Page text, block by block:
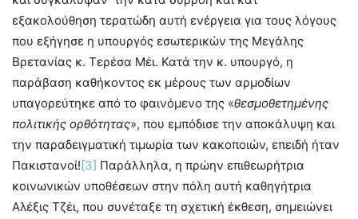
εξακολούθηση τερατώδη αυτή ενέργεια για τους λόγους
που εξήγησε η υπουργός εσωτερικών της Μεγάλης
Βρετανίας κ. Τερέσα Μέι. Κατά την κ. υπουργό, η
παράβαση καθήκοντος εκ μέρους των αρμοδίων
υπαγορεύτηκε από το φαινόμενο της «θεσμοθετημένης
πολιτικής ορθότητας», που εμπόδισε την αποκάλυψη και
την παραδειγματική τιμωρία των κακοποιών, επειδή ήταν
Πακιστανοί! [3] Παράλληλα, η πρώην επιθεωρήτρια
κοινωνικών υποθέσεων στην πόλη αυτή καθηγήτρια
Αλέξις Τζέι, που συνέταξε τη σχετική έκθεση, σημειώνει